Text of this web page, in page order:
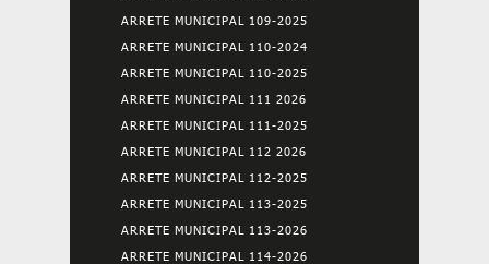
ARRETE MUNICIPAL 109-2025
ARRETE MUNICIPAL 110-2024
ARRETE MUNICIPAL 110-2025
ARRETE MUNICIPAL 111 2026
ARRETE MUNICIPAL 111-2025
ARRETE MUNICIPAL 112 2026
ARRETE MUNICIPAL 112-2025
ARRETE MUNICIPAL 113-2025
ARRETE MUNICIPAL 113-2026
ARRETE MUNICIPAL 114-2026